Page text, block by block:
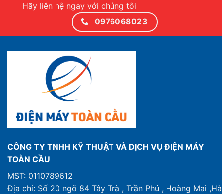
Hãy liên hệ ngay với chúng tôi
0976068023
CÔNG TY TNHH KỸ THUẬT VÀ DỊCH VỤ ĐIỆN MÁY
TOÀN CẦU
MST: 0110789612
Địa chỉ: Số 20 ngõ 84 Tây Trà , Trần Phú , Hoàng Mai ,Hà